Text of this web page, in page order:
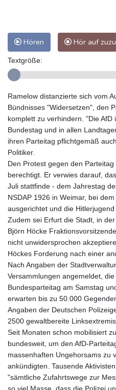
Hören Hör auf
Textgröße:
Ramelow distanzierte sich vom
Bündnisses "Widersetzen", den
komplett zu verhindern. "Die
Bundestag und in allen
ihren Parteitag pflichtgemäß
Politiker.
Den Protest gegen den
berechtigt. Er verwies darauf,
Juli stattfinde - dem Jahrestag
NSDAP 1926 in Weimar, bei
ausgerichtet und die
Zudem sei Erfurt die Stadt, in
Björn Höcke
nicht unwidersprochen
Höckes Forderung nach einer
Nach Angaben der
Versammlungen angemeldet,
Bundesparteitag am Samstag
erwarten bis zu 50.000
Angaben der Deutschen
2500 gewaltbereite
Seit Monaten schon mobilisiert
bundesweit, um den AfD-
massenhaften Ungehorsams zu
ankündigten. Tausende
"sämtliche Zufahrtswege zur